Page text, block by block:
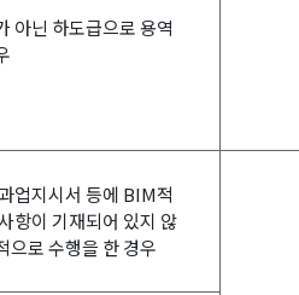
아닌 하도급으로 용역
업지시서 등에 BIM적
항이 기재되어 있지 않
으로 수행을 한 경우